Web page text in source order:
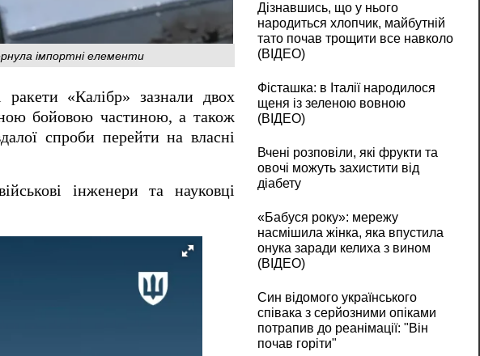
імпортні елементи
ракети «Калібр» зазнали двох
бойовою частиною, а також
спроби перейти на власні
інженери та науковці
Дізнавшись, що у нього
народиться хлопчик, майбутній
тато почав трощити все навколо
(ВІДЕО)
Фісташка: в Італії народилося
щеня із зеленою вовною
(ВІДЕО)
Вчені розповіли, які фрукти та
овочі можуть захистити від
діабету
«Бабуся року»: мережу
насмішила жінка, яка впустила
онука заради келиха з вином
(ВІДЕО)
Син відомого українського
співака з серйозними опіками
потрапив до реанімації: "Він
почав горіти"